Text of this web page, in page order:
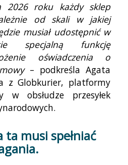
2026 roku każdy sklep
od skali w jakiej
musiał udostępnić w
specjalną funkcję
oświadczenia o
– podkreśla Agata
z Globkurier, platformy
w obsłudze przesyłek
musi spełniać